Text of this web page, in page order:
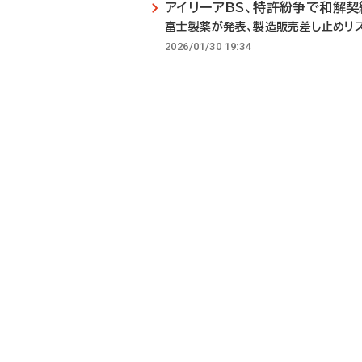
アイリーアBS、特許紛争で和解契
富士製薬が発表、製造販売差し止めリ
2026/01/30 19:34